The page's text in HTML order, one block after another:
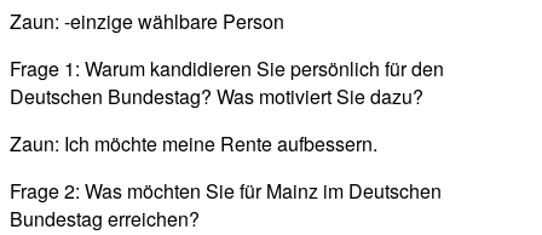
Zaun: -einzige wählbare Person
Frage 1: Warum kandidieren Sie persönlich für den
Deutschen Bundestag? Was motiviert Sie dazu?
Zaun: Ich möchte meine Rente aufbessern.
Frage 2: Was möchten Sie für Mainz im Deutschen
Bundestag erreichen?